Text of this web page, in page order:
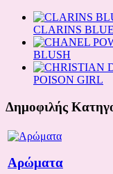
CLARINS
BLUSH
POISON GIRL
Δημοφιλής
Αρώματα